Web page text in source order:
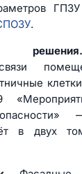
.
решения.
в двух